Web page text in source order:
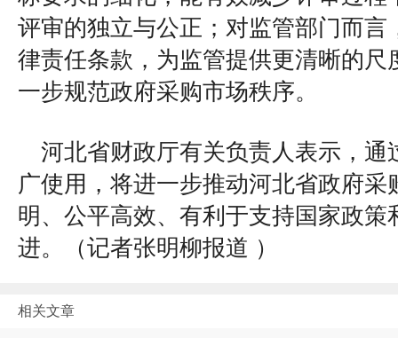
评审的独立与公正；对监管部门而言
律责任条款，为监管提供更清晰的尺
一步规范政府采购市场秩序。
河北省财政厅有关负责人表示，通
广使用，将进一步推动河北省政府采
明、公平高效、有利于支持国家政策
进。（记者张明柳报道 ）
相关文章